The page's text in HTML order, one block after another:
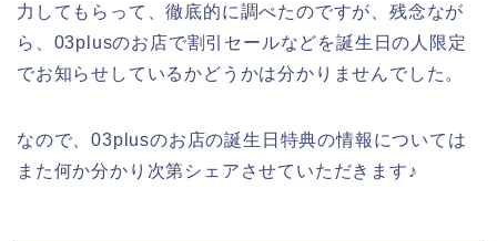
力してもらって、徹底的に調べたのですが、残念なが
ら、03plusのお店で割引セールなどを誕生日の人限定
でお知らせしているかどうかは分かりませんでした。
なので、03plusのお店の誕生日特典の情報については
また何か分かり次第シェアさせていただきます♪